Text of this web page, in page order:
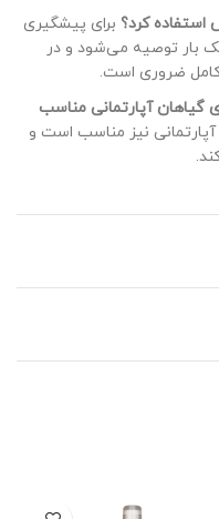
استفاده کرد؟ برای پیشگیری
هر 2 تا 4 هفته یک بار توصیه می‌شود و در
کامل ضروری است.
گیاهان آپارتمانی مناسب
نیز مناسب است و